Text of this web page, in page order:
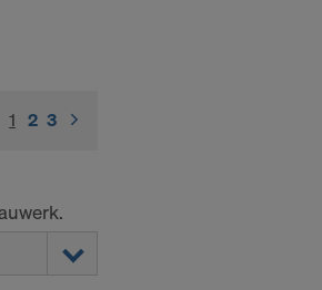
1 (current)
2 3